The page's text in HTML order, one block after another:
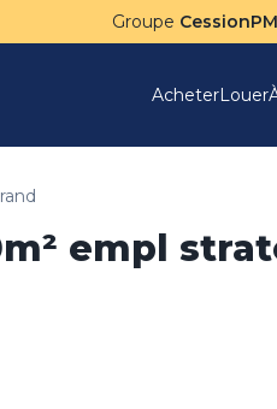
Groupe
AcheterLouer
empl